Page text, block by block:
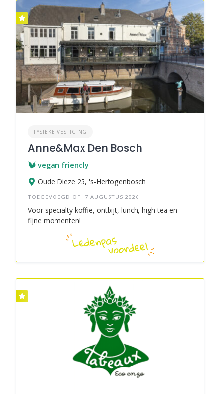
FYSIEKE VESTIGING
Anne&Max Den Bosch
vegan friendly
Oude Dieze 25, 's-Hertogenbosch
TOEGEVOEGD OP: 7 AUGUSTUS 2026
Voor specialty koffie, ontbijt, lunch, high tea en
fijne momenten!